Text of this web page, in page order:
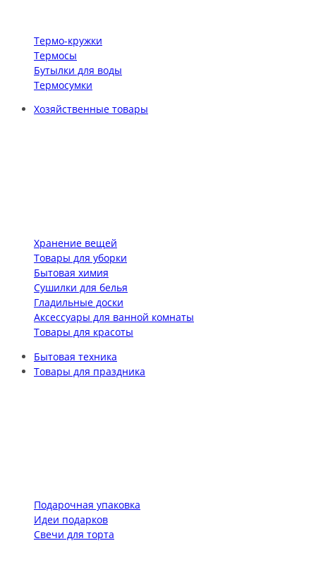
Термо-кружки
Термосы
Бутылки для воды
Термосумки
Хозяйственные товары
Хранение вещей
Товары для уборки
Бытовая химия
Сушилки для белья
Гладильные доски
Аксессуары для ванной комнаты
Товары для красоты
Бытовая техника
Товары для праздника
Подарочная упаковка
Идеи подарков
Свечи для торта